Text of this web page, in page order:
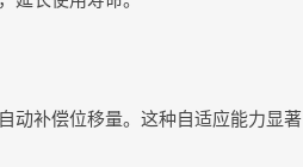
动补偿位移量。这种自适应能力显著